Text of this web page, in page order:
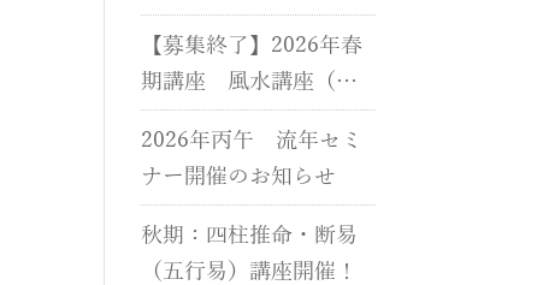
実地研修開催のご案内
【募集終了】2026年春
期講座 風水講座（基
礎）・（応用）・実地
研修開催のご案内
2026年丙午 流年セミ
ナー開催のお知らせ
秋期：四柱推命・断易
（五行易）講座開催！